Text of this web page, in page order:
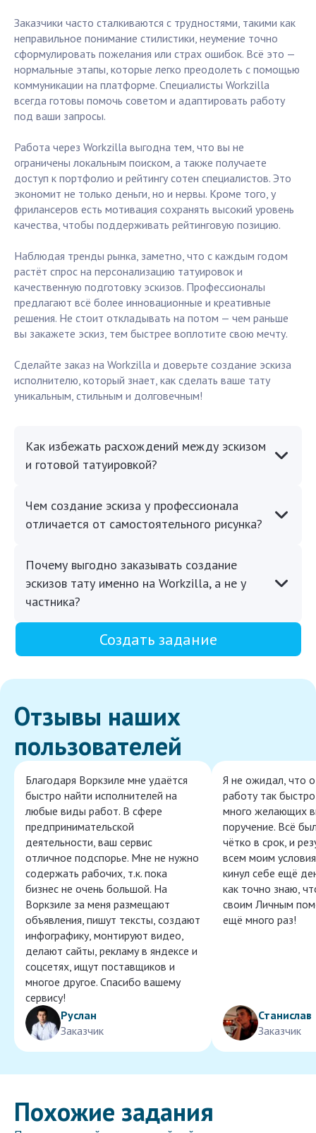
Заказчики часто сталкиваются с трудностями, такими как
неправильное понимание стилистики, неумение точно
сформулировать пожелания или страх ошибок. Всё это —
нормальные этапы, которые легко преодолеть с помощью
коммуникации на платформе. Специалисты Workzilla
всегда готовы помочь советом и адаптировать работу
под ваши запросы.
Работа через Workzilla выгодна тем, что вы не
ограничены локальным поиском, а также получаете
доступ к портфолио и рейтингу сотен специалистов. Это
экономит не только деньги, но и нервы. Кроме того, у
фрилансеров есть мотивация сохранять высокий уровень
качества, чтобы поддерживать рейтинговую позицию.
Наблюдая тренды рынка, заметно, что с каждым годом
растёт спрос на персонализацию татуировок и
качественную подготовку эскизов. Профессионалы
предлагают всё более инновационные и креативные
решения. Не стоит откладывать на потом — чем раньше
вы закажете эскиз, тем быстрее воплотите свою мечту.
Сделайте заказ на Workzilla и доверьте создание эскиза
исполнителю, который знает, как сделать ваше тату
уникальным, стильным и долговечным!
Как избежать расхождений между эскизом
и готовой татуировкой?
Чем создание эскиза у профессионала
отличается от самостоятельного рисунка?
Почему выгодно заказывать создание
эскизов тату именно на Workzilla, а не у
частника?
Создать задание
Отзывы наших
пользователей
Благодаря Воркзиле мне удаётся
быстро найти исполнителей на
любые виды работ. В сфере
предпринимательской
деятельности, ваш сервис
отличное подспорье. Мне не нужно
содержать рабочих, т.к. пока
бизнес не очень большой. На
Воркзиле за меня размещают
объявления, пишут тексты, создают
инфографику, монтируют видео,
делают сайты, рекламу в яндексе и
соцсетях, ищут поставщиков и
многое другое. Спасибо вашему
сервису!
Руслан
Заказчик
Я не ожидал, что
работу так
много желающих
поручение. Всё
чётко в срок, и
всем моим
кинул себе ещё
как точно знаю,
своим Личным
ещё много раз!
Станислав
Заказчик
Похожие задания